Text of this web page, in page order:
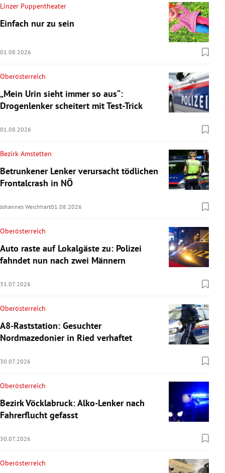
Linzer Puppentheater
Einfach nur zu sein
01.08.2026
Oberösterreich
„Mein Urin sieht immer so aus“:
Drogenlenker scheitert mit Test-Trick
01.08.2026
Bezirk Amstetten
Betrunkener Lenker verursacht tödlichen
Frontalcrash in NÖ
Johannes Weichhart01.08.2026
Oberösterreich
Auto raste auf Lokalgäste zu: Polizei
fahndet nun nach zwei Männern
31.07.2026
Oberösterreich
A8-Raststation: Gesuchter
Nordmazedonier in Ried verhaftet
30.07.2026
Oberösterreich
Bezirk Vöcklabruck: Alko-Lenker nach
Fahrerflucht gefasst
30.07.2026
Oberösterreich